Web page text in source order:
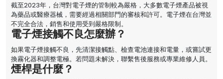
截至2023年，台灣對電子煙的管制較為嚴格，大多數電子煙產品被視
為藥品或醫療器械，需要經過相關部門的審核和許可。電子煙在台灣並
不完全合法，銷售和使用受到嚴格限制。
電子煙接觸不良怎麼辦？
如果電子煙接觸不良，先清潔接觸點、檢查電池連接和電量，或嘗試更
換霧化器和調整電極。若問題未解決，聯繫售後服務或專業維修人員。
煙桿是什麼？